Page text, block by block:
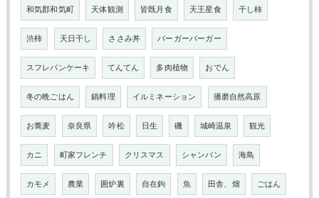
和気郡和気町 天体観測 皆既月食 天王星食 干し柿
渋柿 天日干し ささみ丼 バーガーバーガー
スフレパンケーキ てんてん 多肉植物 おでん
冬の晩ごはん 鍋料理 イルミネーション 播磨自然高原
お蕎麦 奈良県 吟松 日生 磯 城崎温泉 観光
カニ 町家フレンチ クリスマス シャンパン 海鳥
カモメ 農業 囲炉裏 自在鉤 魚 田舎、畑 ごはん